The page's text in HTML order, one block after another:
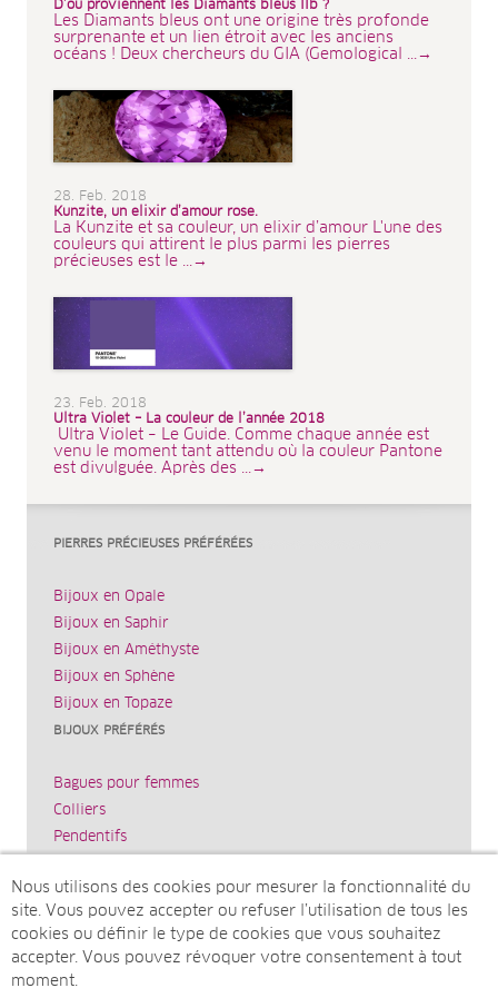
D’où proviennent les Diamants bleus IIb ?
Les Diamants bleus ont une origine très profonde
surprenante et un lien étroit avec les anciens
océans ! Deux chercheurs du GIA (Gemological ...→
28. Feb. 2018
Kunzite, un elixir d’amour rose.
La Kunzite et sa couleur, un elixir d’amour L'une des
couleurs qui attirent le plus parmi les pierres
précieuses est le ...→
23. Feb. 2018
Ultra Violet – La couleur de l’année 2018
Ultra Violet – Le Guide. Comme chaque année est
venu le moment tant attendu où la couleur Pantone
est divulguée. Après des ...→
PIERRES PRÉCIEUSES PRÉFÉRÉES
Bijoux en Opale
Bijoux en Saphir
Bijoux en Améthyste
Bijoux en Sphène
Bijoux en Topaze
BIJOUX PRÉFÉRÉS
Bagues pour femmes
Colliers
Pendentifs
Boucles d’oreilles
JUWELO
Mentions légales
Nous utilisons des cookies pour mesurer la fonctionnalité du
site. Vous pouvez accepter ou refuser l’utilisation de tous les
cookies ou définir le type de cookies que vous souhaitez
accepter. Vous pouvez révoquer votre consentement à tout
moment.